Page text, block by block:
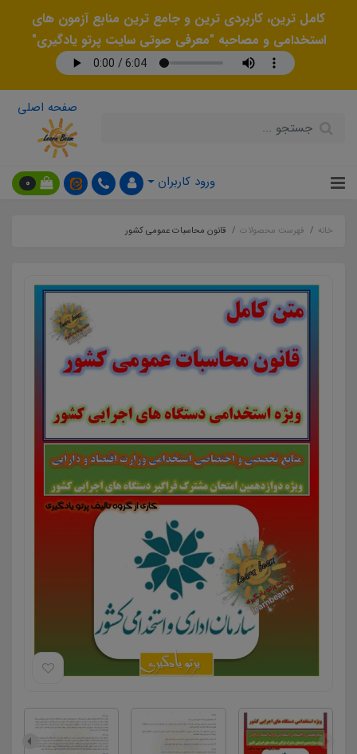
کامل ترین، کاربردی ترین و جامع ترین منابع آزمون های
استخدامی و مصاحبه "معرفی صوتی سایت پرتو یادگیری"
صفحه اصلی
ورود کاربران 0
خانه فهرست محصولات قانون محاسبات عمومی کشور